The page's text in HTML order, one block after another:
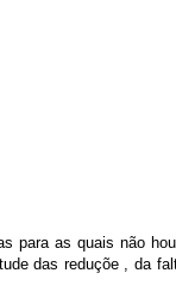
para as quais não
das reduçõe , da